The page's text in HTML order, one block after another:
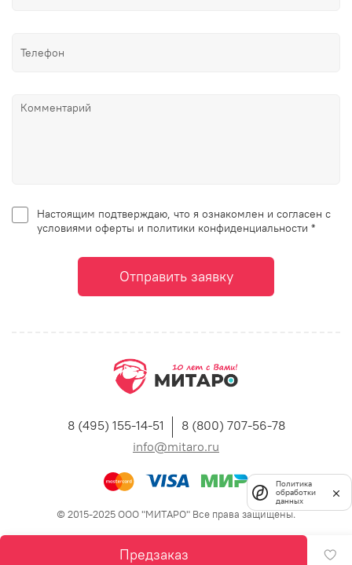
Предзаказ
Настоящим подтверждаю, что я ознакомлен и согласен с
условиями оферты и политики конфиденциальности *
Отправить заявку
8 (495) 155-14-51
8 (800) 707-56-78
info@mitaro.ru
© 2015-2025 ООО "МИТАРО" Все права защищены.
Политика
обработки
данных